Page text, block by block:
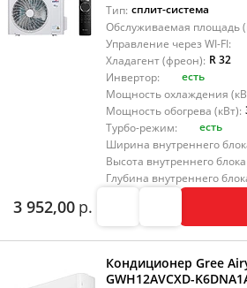
Тип: сплит-система
Обслуживаемая площадь
Управление через WI-FI:
Хладагент (фреон): R 32
Инвертор:
есть
Мощность охлаждения
Мощность обогрева (кВт):
Турбо-режим:
есть
Ширина внутреннего
Высота внутреннего
Глубина внутреннего
3 952,00 р.
Кондиционер Gree
GWH12AVCXD-